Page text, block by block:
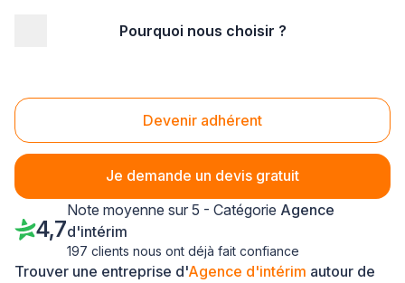
Pourquoi nous choisir ?
Devenir adhérent
Je demande un devis gratuit
Agence d'intérim Jura (39)
Trouver une entreprise d'Agence d'intérim autour de
4,7
Note moyenne sur 5 - Catégorie Agence
d'intérim
197 clients nous ont déjà fait confiance